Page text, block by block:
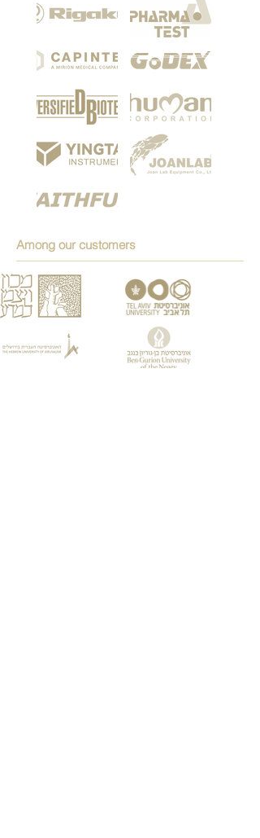
Among our customers